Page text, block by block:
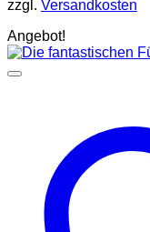
zzgl. Versandkosten
Angebot!